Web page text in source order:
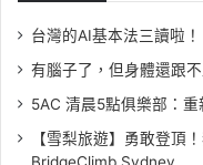
台灣的AI基本法三讀啦！
有腦子了，但身體還跟
5AC 清晨5點俱樂部：
【雪梨旅遊】勇敢登頂
BridgeClimb Sydney